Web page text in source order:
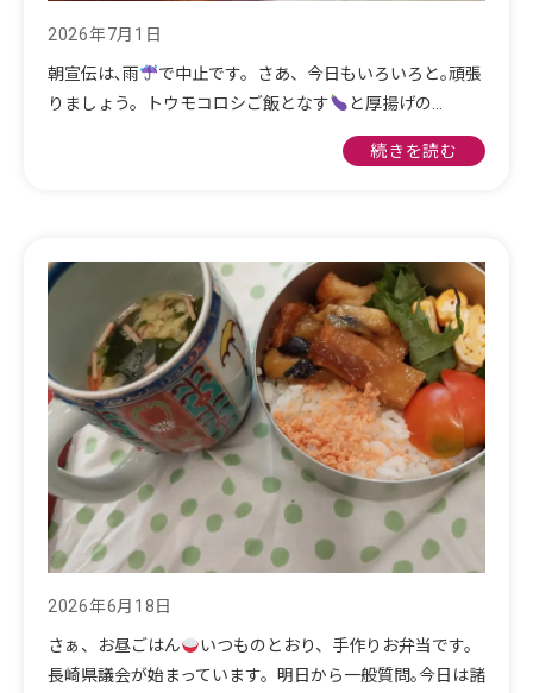
2026年7月1日
朝宣伝は､雨
で中止です。さあ、今日もいろいろと｡頑張
りましょう。トウモコロシご飯となす
と厚揚げの…
続きを読む
2026年6月18日
さぁ、お昼ごはん
いつものとおり、手作りお弁当です。
長崎県議会が始まっています。明日から一般質問｡今日は諸